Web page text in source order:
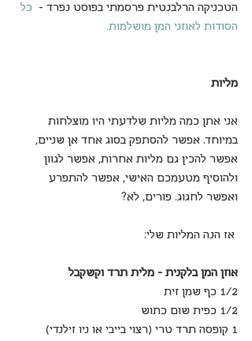
הטכניקה הרלבנטית פרסמתי בפוסט נפרד - כל
הסודות לאוזני המן מושלמות.
מליות
אני אתן כמה מליות שלדעתי היו מוצלחות
במיוחד. אפשר להסתפק בסוג אחד אן שניים,
אפשר להכין גם מליות אחרות, אפשר לגוון
ולהוסיף מטעמכם האישי, אפשר להתפרע
ואפשר לחגוג. פורים, לא?
אוזן המן בלקנית - מלית תרד וקשקבל
1/2 כף שמן זית
1/2 כפית שום כתוש
1 קופסה תרד טרי (רצוי בייבי או ניו זילנדי)